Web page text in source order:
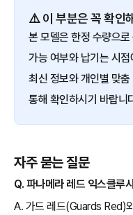
⚠️ 이 부분은 꼭 확인
본 모델은 한정 수량으
가능 여부와 납기는 시
최신 정보와 개인별 맞
통해 확인하시기 바랍니
자주 묻는 질문
Q. 파나메라 레드 익스클루
A. 가드 레드(Guards Red)